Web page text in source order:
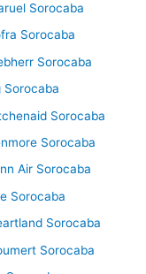
Sorocaba
Sorocaba
Sorocaba
Sorocaba
Sorocaba
Sorocaba
Air Sorocaba
Sorocaba
Sorocaba
Sorocaba